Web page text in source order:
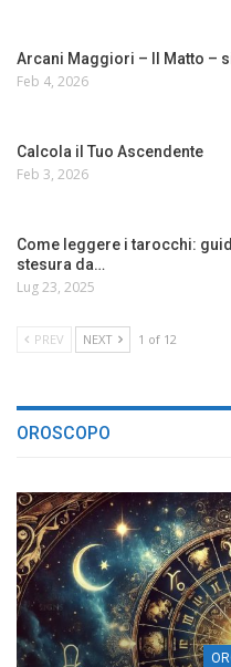
Arcani Maggiori – Il Matto –
Feb 4, 2026
Calcola il Tuo Ascendente
Feb 3, 2026
Come leggere i tarocchi:
stesura da…
Lug 23, 2025
PREV NEXT 1 of 12
OROSCOPO